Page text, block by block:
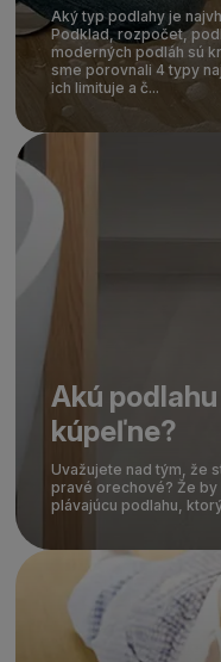
Aký typ podlahy je
Podklad, rozpočet,
moderných podláh sú
sme porovnali 4 typy
ich limituje a č...
Akú
kúpeľne?
Uvažujete nad tým, že
pravé orechové? Že
plávajúcu podlahu,